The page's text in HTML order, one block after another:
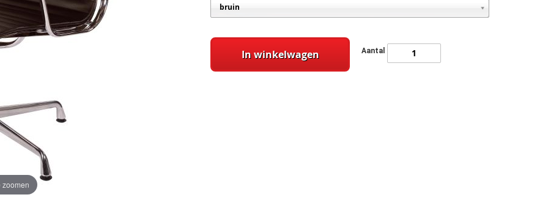
Aantal
In winkelwagen
zoomen